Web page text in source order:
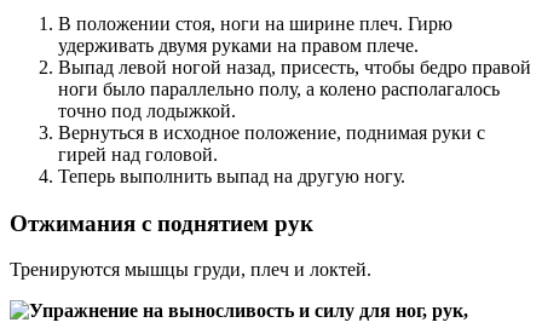
В положении стоя, ноги на ширине плеч. Гирю
удерживать двумя руками на правом плече.
Выпад левой ногой назад, присесть, чтобы бедро правой
ноги было параллельно полу, а колено располагалось
точно под лодыжкой.
Вернуться в исходное положение, поднимая руки с
гирей над головой.
Теперь выполнить выпад на другую ногу.
Отжимания с поднятием рук
Тренируются мышцы груди, плеч и локтей.